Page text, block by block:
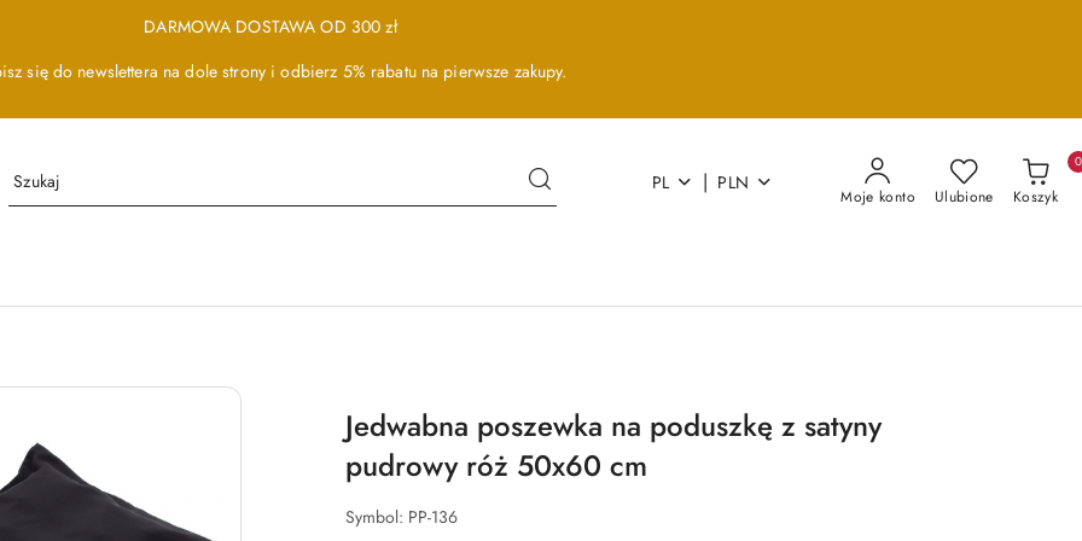
DARMOWA DOSTAWA OD 300 zł
się do newslettera na dole strony i odbierz 5% rabatu na pierwsze zakupy.
PL | PLN
Moje konto Ulubione Koszyk
0
Jedwabna poszewka na poduszkę z satyny
pudrowy róż 50x60 cm
Symbol: PP-136